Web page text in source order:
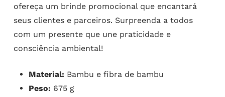
ofereça um brinde promocional que encantará
seus clientes e parceiros. Surpreenda a todos
com um presente que une praticidade e
consciência ambiental!
Material: Bambu e fibra de bambu
Peso: 675 g